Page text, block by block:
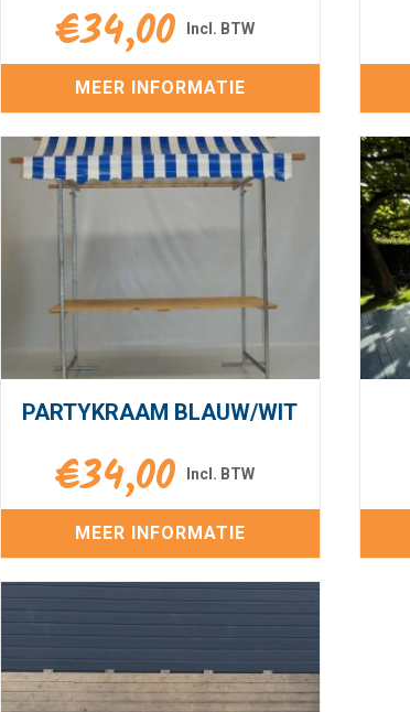
€34,00
MEER INFORMATIE
PARTYKRAAM BLAUW/WIT
€34,00
MEER INFORMATIE